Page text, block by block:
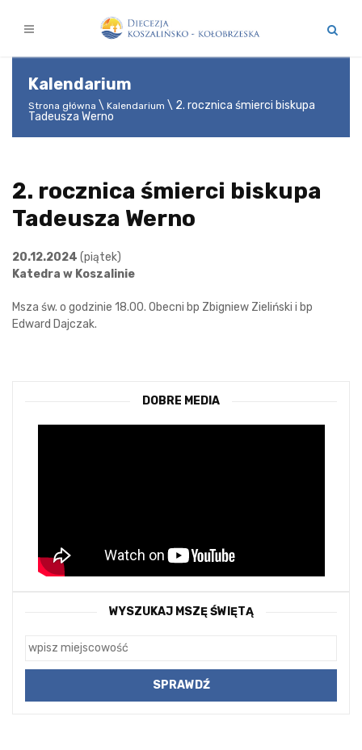
Kalendarium
Strona główna Kalendarium
2. rocznica śmierci biskupa
Tadeusza Werno
2. rocznica śmierci biskupa
Tadeusza Werno
20.12.2024 (piątek)
Katedra w Koszalinie
Msza św. o godzinie 18.00. Obecni bp Zbigniew Zieliński i bp
Edward Dajczak.
DOBRE MEDIA
WYSZUKAJ MSZĘ ŚWIĘTĄ